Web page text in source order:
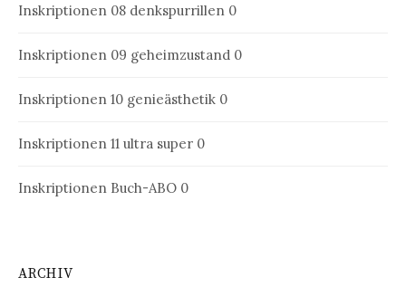
Inskriptionen 08 denkspurrillen 0
Inskriptionen 09 geheimzustand 0
Inskriptionen 10 genieästhetik 0
Inskriptionen 11 ultra super 0
Inskriptionen Buch-ABO 0
ARCHIV